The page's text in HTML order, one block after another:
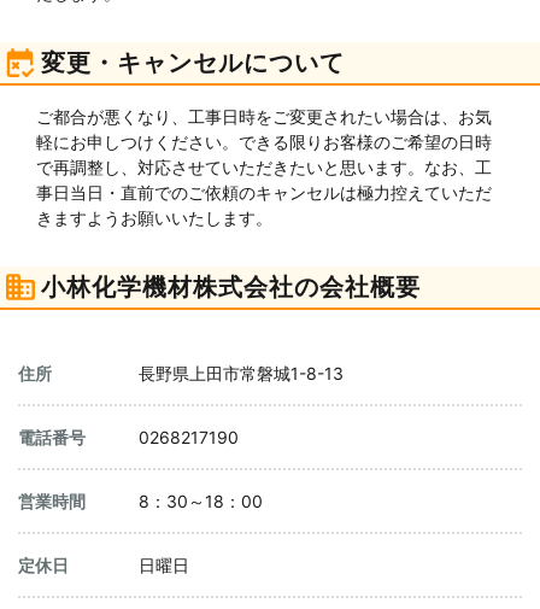
変更・キャンセルについて
ご都合が悪くなり、工事日時をご変更されたい場合は、お気
軽にお申しつけください。できる限りお客様のご希望の日時
で再調整し、対応させていただきたいと思います。なお、工
事日当日・直前でのご依頼のキャンセルは極力控えていただ
きますようお願いいたします。
小林化学機材株式会社の会社概要
住所 長野県上田市常磐城1-8-13
電話番号 0268217190
営業時間 8：30～18：00
定休日 日曜日